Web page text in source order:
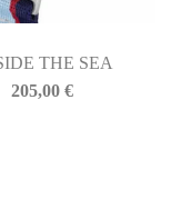
THE SEA
205,00€